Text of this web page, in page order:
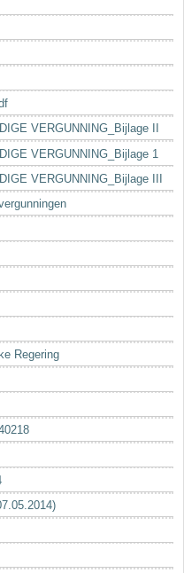
VERGUNNING_Bijlage II
VERGUNNING_Bijlage 1
VERGUNNING_Bijlage III
Regering